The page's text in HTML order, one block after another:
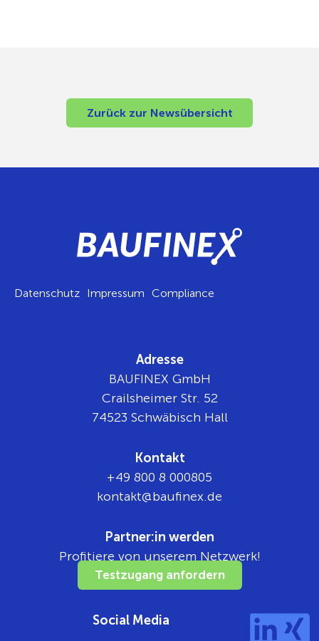
Zurück zur Newsübersicht
Datenschutz Impressum Compliance
Adresse
BAUFINEX GmbH
Crailsheimer Str. 52
74523 Schwäbisch Hall
Kontakt
+49 800 8 000805
ed.xe
nifua
b@tka
tnok
Partner:in werden
Profitiere von unserem Netzwerk!
Testzugang anfordern
Social Media